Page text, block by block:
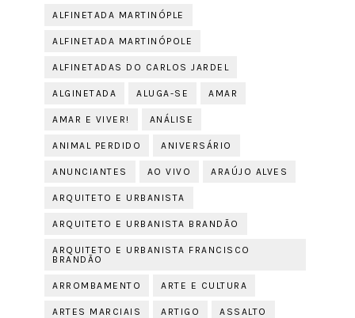
ALFINETADA MARTINÓPLE
ALFINETADA MARTINÓPOLE
ALFINETADAS DO CARLOS JARDEL
ALGINETADA ALUGA-SE AMAR
AMAR E VIVER! ANÁLISE
ANIMAL PERDIDO ANIVERSÁRIO
ANUNCIANTES AO VIVO ARAÚJO ALVES
ARQUITETO E URBANISTA
ARQUITETO E URBANISTA BRANDÃO
ARQUITETO E URBANISTA FRANCISCO
BRANDÃO
ARROMBAMENTO ARTE E CULTURA
ARTES MARCIAIS ARTIGO ASSALTO